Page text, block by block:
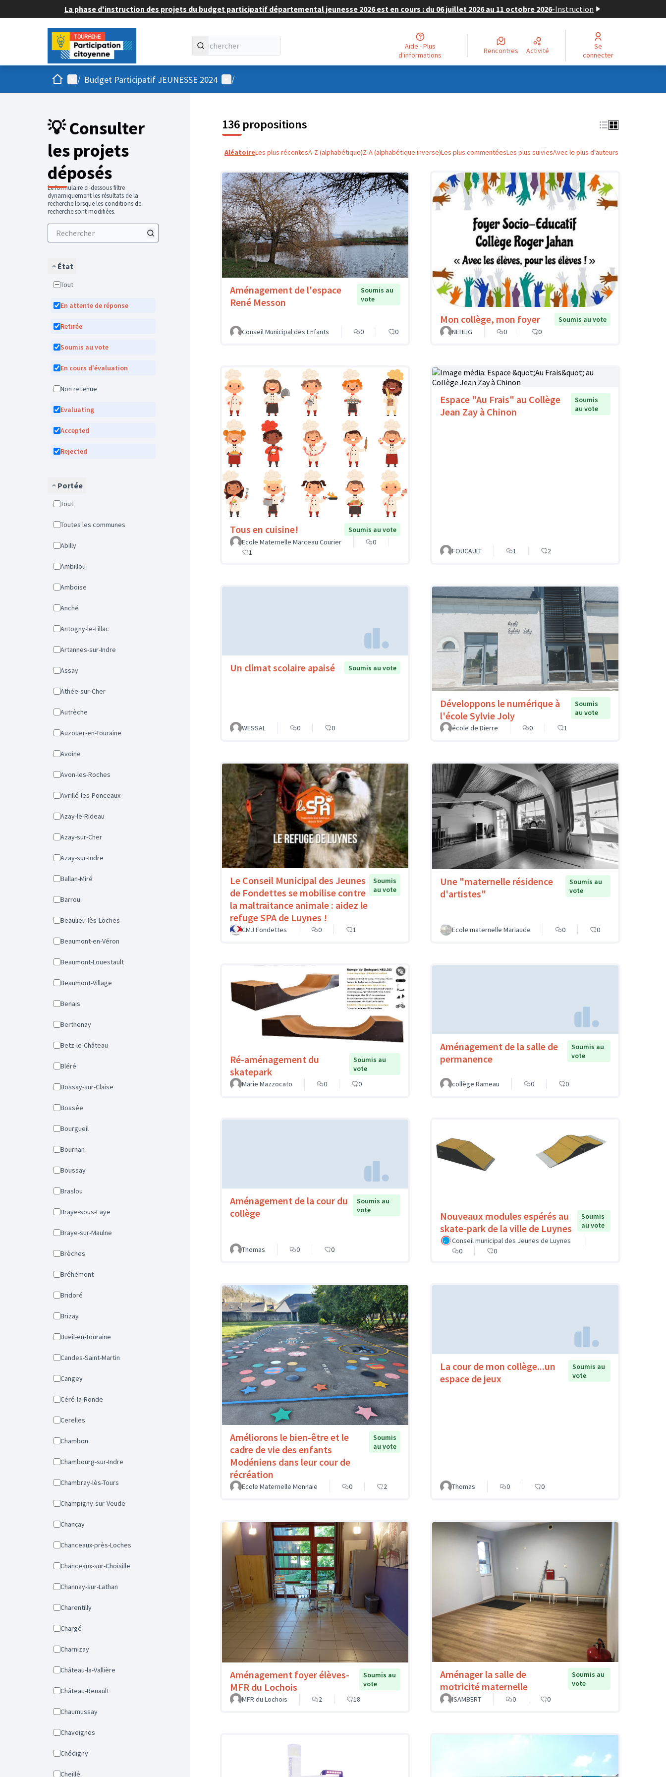
La phase d'instruction des projets du budget participatif départemental jeunesse 2026 est en cours : du 06 juillet 2026 au 11 octobre 2026-Instruction
Aide - Plus
d'informations
Rencontres Activité
Se
connecter
AccueilMenu principal
/ Budget Participatif JEUNESSE 2024 Menu utilisateur
/
💡 Consulter
les projets
déposés
Le formulaire ci-dessous filtre
dynamiquement les résultats de la
recherche lorsque les conditions de
recherche sont modifiées.
État
Tout
En attente de réponse
Retirée
Soumis au vote
En cours d'évaluation
Non retenue
Evaluating
Accepted
Rejected
Portée
Tout
Toutes les communes
Abilly
Ambillou
Amboise
Anché
Antogny-le-Tillac
Artannes-sur-Indre
Assay
Athée-sur-Cher
Autrèche
Auzouer-en-Touraine
Avoine
Avon-les-Roches
Avrillé-les-Ponceaux
Azay-le-Rideau
Azay-sur-Cher
Azay-sur-Indre
Ballan-Miré
Barrou
Beaulieu-lès-Loches
Beaumont-en-Véron
Beaumont-Louestault
Beaumont-Village
Benais
Berthenay
Betz-le-Château
Bléré
Bossay-sur-Claise
Bossée
Bourgueil
Bournan
Boussay
Braslou
Braye-sous-Faye
Braye-sur-Maulne
Brèches
Bréhémont
Bridoré
Brizay
Bueil-en-Touraine
Candes-Saint-Martin
Cangey
Céré-la-Ronde
Cerelles
Chambon
Chambourg-sur-Indre
Chambray-lès-Tours
Champigny-sur-Veude
Chançay
Chanceaux-près-Loches
Chanceaux-sur-Choisille
Channay-sur-Lathan
Charentilly
Chargé
Charnizay
Château-la-Vallière
Château-Renault
Chaumussay
Chaveignes
Chédigny
Cheillé
136 propositions
AléatoireLes plus récentesA-Z (alphabétique)Z-A (alphabétique inverse)Les plus commentéesLes plus suiviesAvec le plus d'auteurs
Aménagement de l'espace
René Messon
Soumis au
vote
Conseil Municipal des Enfants 0 0
Mon collège, mon foyer
Soumis au vote
NEHLIG
0 0
Tous en cuisine!
Soumis au vote
Ecole Maternelle Marceau Courier
0
1
Espace "Au Frais" au Collège
Jean Zay à Chinon
Soumis
au vote
FOUCAULT 1 2
Un climat scolaire apaisé Soumis au vote
WESSAL 0 0
Développons le numérique à
l'école Sylvie Joly
Soumis
au vote
école de Dierre
0 1
Le Conseil Municipal des Jeunes
de Fondettes se mobilise contre
la maltraitance animale : aidez le
refuge SPA de Luynes !
Soumis
au vote
CMJ Fondettes 0 1
Une "maternelle résidence
d'artistes"
Soumis au
vote
Ecole maternelle Mariaude 0 0
Ré-aménagement du
skatepark
Soumis au
vote
Marie Mazzocato
0 0
Aménagement de la salle de
permanence
Soumis au
vote
collège Rameau 0 0
Aménagement de la cour du
collège
Soumis au
vote
Thomas 0 0
Nouveaux modules espérés au
skate-park de la ville de Luynes
Soumis
au vote
Conseil municipal des Jeunes de Luynes
0
0
Améliorons le bien-être et le
cadre de vie des enfants
Modéniens dans leur cour de
récréation
Soumis
au vote
Ecole Maternelle Monnaie 0 2
La cour de mon collège...un
espace de jeux
Soumis au
vote
Thomas 0 0
Aménagement foyer élèves-
MFR du Lochois
Soumis au
vote
MFR du Lochois
2 18
Aménager la salle de
motricité maternelle
Soumis au
vote
ISAMBERT
0 0